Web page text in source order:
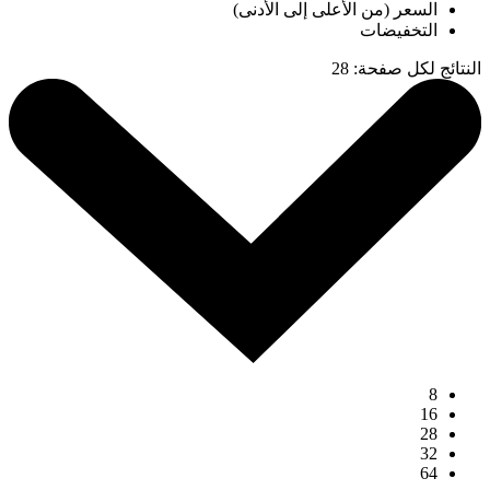
السعر (من الأعلى إلى الأدنى)
التخفيضات
النتائج لكل صفحة:
28
8
16
28
32
64